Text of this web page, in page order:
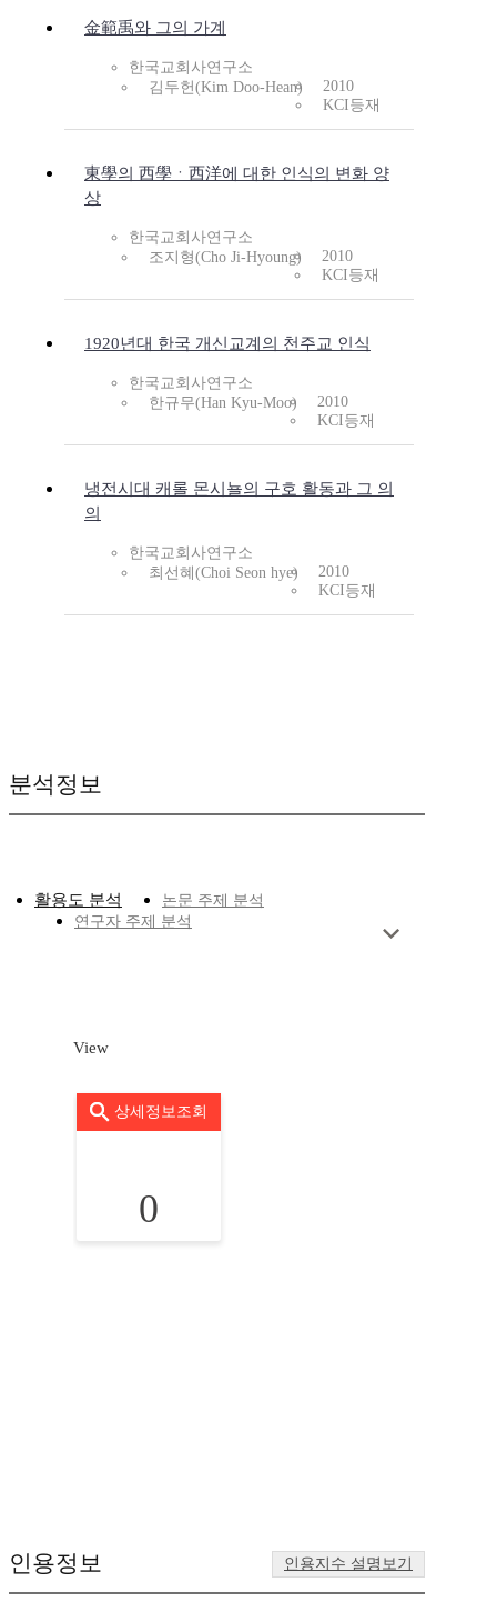
金範禹와 그의 가계
한국교회사연구소
김두헌(Kim Doo-Hean)
2010
KCI등재
東學의 西學ㆍ西洋에 대한 인식의 변화 양
상
한국교회사연구소
조지형(Cho Ji-Hyoung)
2010
KCI등재
1920년대 한국 개신교계의 천주교 인식
한국교회사연구소
한규무(Han Kyu-Moo)
2010
KCI등재
냉전시대 캐롤 몬시뇰의 구호 활동과 그 의
의
한국교회사연구소
최선혜(Choi Seon hye)
2010
KCI등재
분석정보
활용도 분석
논문 주제 분석
연구자 주제 분석
View
상세정보조회
0
인용정보 인용지수 설명보기